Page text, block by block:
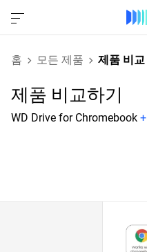
홈 모든 제품 제품 비교
제품 비교하기
WD Drive for Chromebook +